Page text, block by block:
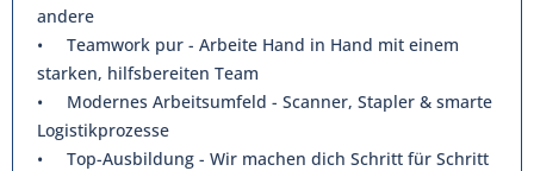
andere
• Teamwork pur - Arbeite Hand in Hand mit einem
starken, hilfsbereiten Team
• Modernes Arbeitsumfeld - Scanner, Stapler & smarte
Logistikprozesse
• Top-Ausbildung - Wir machen dich Schritt für Schritt